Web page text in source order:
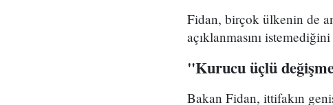
Fidan, birçok ülkenin de
açıklanmasını
"Kurucu üçlü
Bakan Fidan, ittifakın